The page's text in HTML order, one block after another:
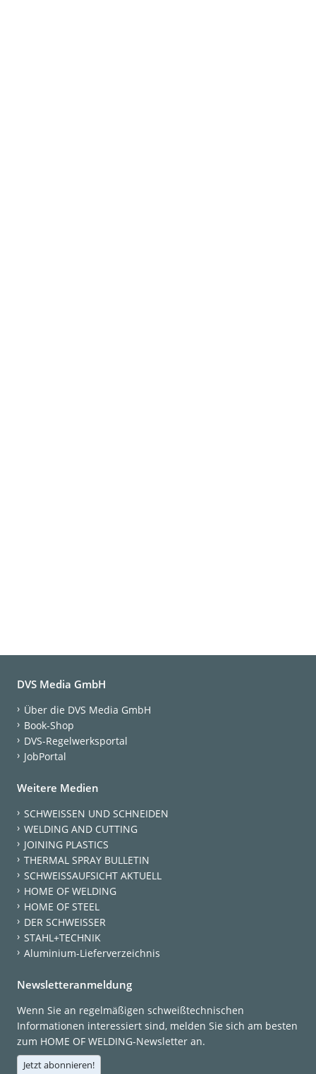
DVS Media GmbH
Über die DVS Media GmbH
Book-Shop
DVS-Regelwerksportal
JobPortal
Weitere Medien
SCHWEISSEN UND SCHNEIDEN
WELDING AND CUTTING
JOINING PLASTICS
THERMAL SPRAY BULLETIN
SCHWEISSAUFSICHT AKTUELL
HOME OF WELDING
HOME OF STEEL
DER SCHWEISSER
STAHL+TECHNIK
Aluminium-Lieferverzeichnis
Newsletteranmeldung
Wenn Sie an regelmäßigen schweißtechnischen
Informationen interessiert sind, melden Sie sich am besten
zum HOME OF WELDING-Newsletter an.
Jetzt abonnieren!